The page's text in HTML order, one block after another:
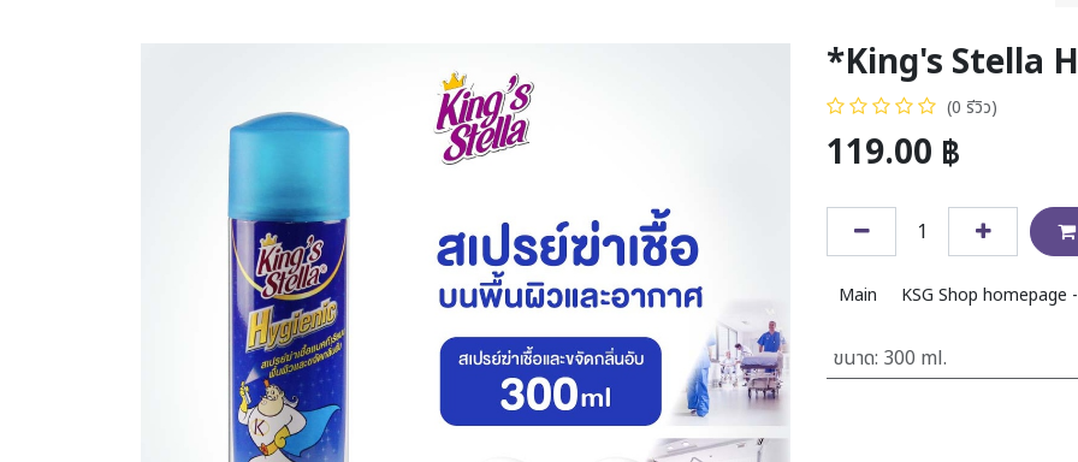
*King's Stella
(0 รีวิว)
119.00 ฿
Main KSG Shop homepage
ขนาด: 300 ml.